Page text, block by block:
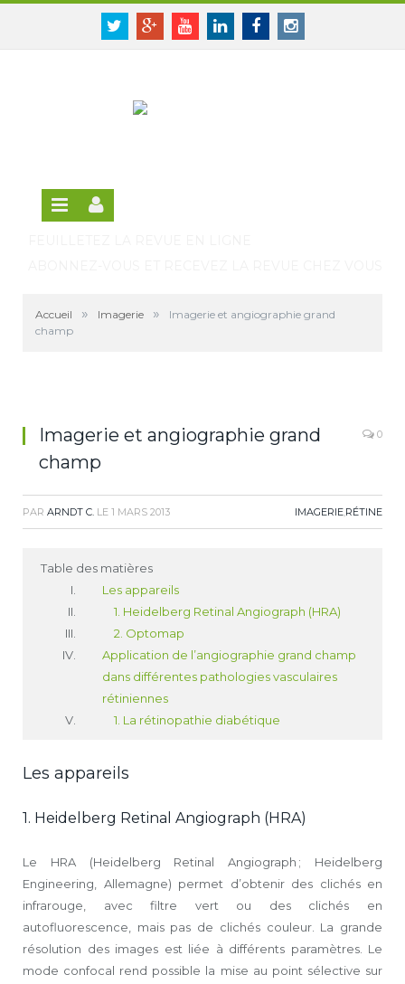
Panneau de gestion des cookies
TwitterGoogle+YoutubeLinkedinFacebookInstagram
SE CONNECTER
Accueil » Imagerie »
Imagerie et angiographie grand
champ
Imagerie et angiographie grand
champ
0
PAR ARNDT C. LE 1 MARS 2013 IMAGERIE,RÉTINE
Table des matières
Les appareils
1. Heidelberg Retinal Angiograph (HRA)
2. Optomap
Application de l’angiographie grand champ
dans différentes pathologies vasculaires
rétiniennes
1. La rétinopathie diabétique
Les appareils
1. Heidelberg Retinal Angiograph (HRA)
Le HRA (Heidelberg Retinal Angiograph ; Heidelberg
Engineering, Allemagne) permet d’obtenir des clichés en
infrarouge, avec filtre vert ou des clichés en
autofluorescence, mais pas de clichés couleur. La grande
résolution des images est liée à différents paramètres. Le
mode confocal rend possible la mise au point sélective sur